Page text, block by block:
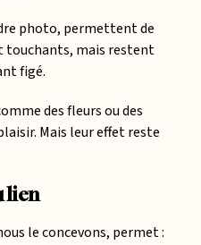
photo, permettent de
touchants, mais restent
figé.
des fleurs ou des
Mais leur effet reste
lien
le concevons, permet :